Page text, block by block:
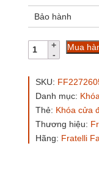
Bảo hành
Khóa
FF272605
dài
270
số
lượng
Mua
SKU:
Danh mục:
Thẻ: Khóa cửa
Thương hiệu:
Hãng: Fratelli